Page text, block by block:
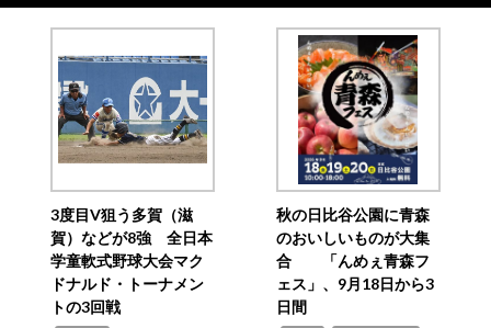
3度目V狙う多賀（滋
賀）などが8強 全日本
学童軟式野球大会マク
ドナルド・トーナメン
トの3回戦
秋の日比谷公園に青森
のおいしいものが大集
合 「んめぇ青森フ
ェス」、9月18日から3
日間